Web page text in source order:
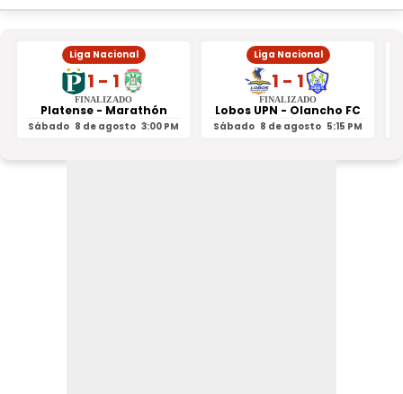
Liga Nacional
1 - 1
FINALIZADO
Platense - Marathón
Sábado 8 de agosto 3:00 PM
Liga Nacional
1 - 1
FINALIZADO
Lobos UPN - Olancho FC
Sábado 8 de agosto 5:15 PM